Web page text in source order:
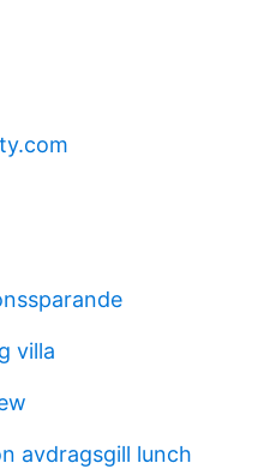
villa
avdragsgill lunch